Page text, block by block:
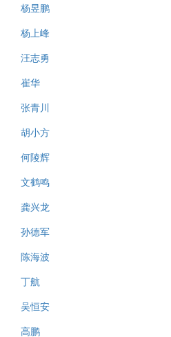
杨昱鹏
杨上峰
汪志勇
崔华
张青川
胡小方
何陵辉
文鹤鸣
龚兴龙
孙德军
陈海波
丁航
吴恒安
高鹏